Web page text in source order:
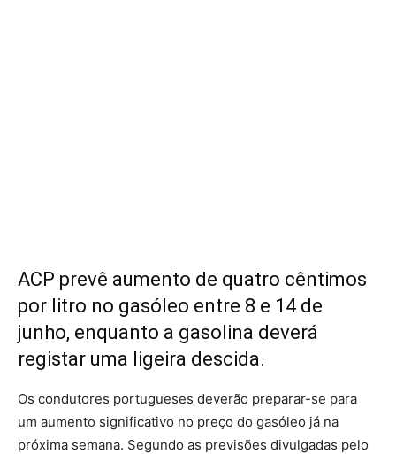
ACP prevê aumento de quatro cêntimos
por litro no gasóleo entre 8 e 14 de
junho, enquanto a gasolina deverá
registar uma ligeira descida.
Os condutores portugueses deverão preparar-se para
um aumento significativo no preço do gasóleo já na
próxima semana. Segundo as previsões divulgadas pelo